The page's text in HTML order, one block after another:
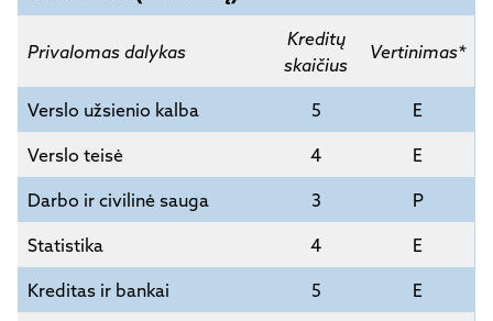
Privalomas dalykas
Kreditų
skaičius
Vertinimas*
Verslo užsienio kalba 5 E
Verslo teisė 4 E
Darbo ir civilinė sauga 3 P
Statistika 4 E
Kreditas ir bankai 5 E